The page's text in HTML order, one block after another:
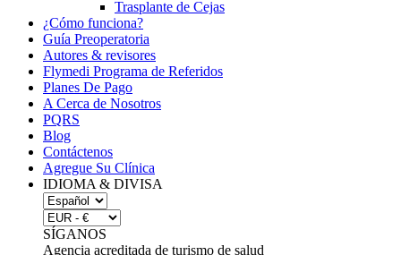
Trasplante de Cejas
¿Cómo funciona?
Guía Preoperatoria
Autores & revisores
Flymedi Programa de Referidos
Planes De Pago
A Cerca de Nosotros
PQRS
Blog
Contáctenos
Agregue Su Clínica
IDIOMA & DIVISA
SÍGANOS
Agencia acreditada de turismo de salud